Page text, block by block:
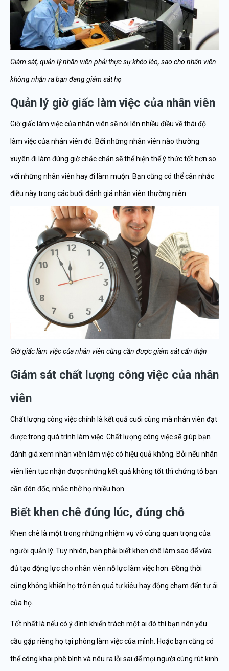
Giám sát, quản lý nhân viên phải thực sự khéo léo, sao cho nhân viên
không nhận ra bạn đang giám sát họ
Quản lý giờ giấc làm việc của nhân viên
Giờ giấc làm việc của nhân viên sẽ nói lên nhiều điều về thái độ
làm việc của nhân viên đó. Bởi những nhân viên nào thường
xuyên đi làm đúng giờ chắc chắn sẽ thể hiện thể ý thức tốt hơn so
với những nhân viên hay đi làm muộn. Bạn cũng có thể cân nhắc
điều này trong các buổi đánh giá nhân viên thường niên.
Giờ giấc làm việc của nhân viên cũng cần được giám sát cẩn thận
Giám sát chất lượng công việc của nhân
viên
Chất lượng công việc chính là kết quả cuối cùng mà nhân viên đạt
được trong quá trình làm việc. Chất lượng công việc sẽ giúp bạn
đánh giá xem nhân viên làm việc có hiệu quả không. Bởi nếu nhân
viên liên tục nhận được những kết quả không tốt thì chứng tỏ bạn
cần đôn đốc, nhắc nhở họ nhiều hơn.
Biết khen chê đúng lúc, đúng chỗ
Khen chê là một trong những nhiệm vụ vô cùng quan trọng của
người quản lý. Tuy nhiên, bạn phải biết khen chê làm sao để vừa
đủ tạo động lực cho nhân viên nỗ lực làm việc hơn. Đồng thời
cũng không khiến họ trở nên quá tự kiêu hay động chạm đến tự ái
của họ.
Tốt nhất là nếu có ý định khiển trách một ai đó thì bạn nên yêu
cầu gặp riêng họ tại phòng làm việc của mình. Hoặc bạn cũng có
thể công khai phê bình và nêu ra lỗi sai để mọi người cùng rút kinh